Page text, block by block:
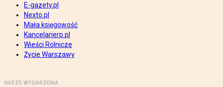
E-gazety.pl
Nexto.pl
Mała księgowość
Kancelarierp.pl
Wieści Rolnicze
Życie Warszawy
NASZE WYDARZENIA